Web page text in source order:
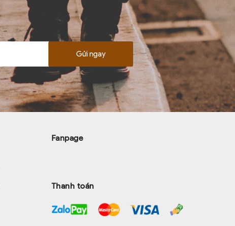
Gửi ngay
Fanpage
Thanh toán